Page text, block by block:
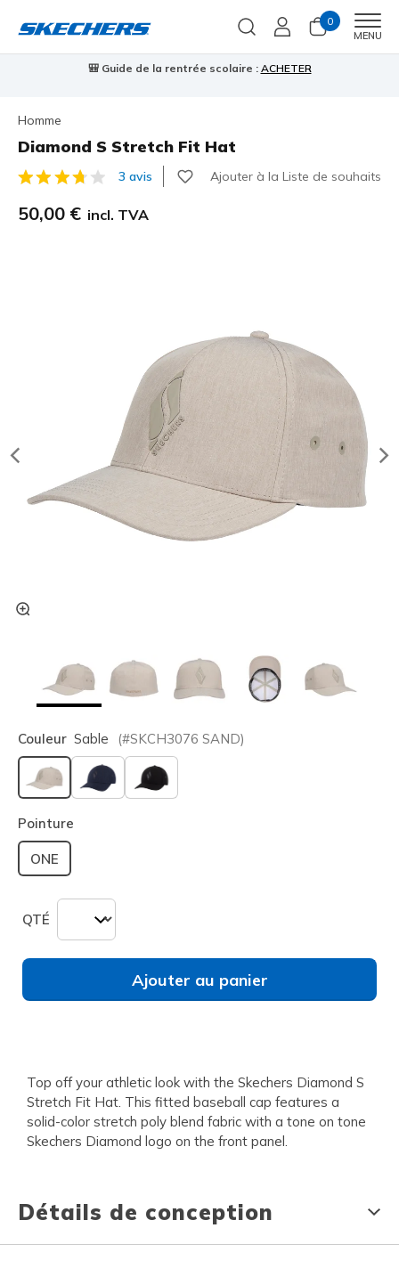
0
MENU
Skechers VIP :retours sous 45 jours pour les membres
Homme
Diamond S Stretch Fit Hat
Évaluation client 5 sur 5
3 avis Ajouter à la Liste de souhaits
50,00 € incl. TVA
Couleur Sable (#SKCH3076 SAND)
sélectionné
Pointure
ONE
QTÉ
Ajouter au panier
Top off your athletic look with the Skechers Diamond S
Stretch Fit Hat. This fitted baseball cap features a
solid-color stretch poly blend fabric with a tone on tone
Skechers Diamond logo on the front panel.
Détails de conception